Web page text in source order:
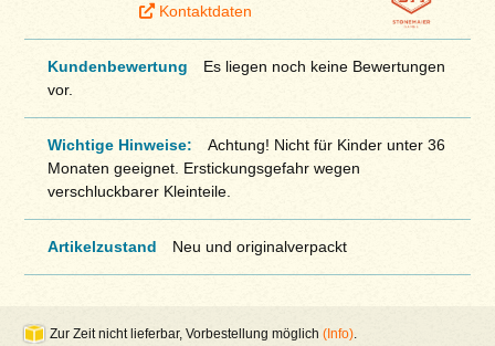
Kontaktdaten
Kundenbewertung
Es liegen noch keine Bewertungen
vor.
Wichtige Hinweise:
Achtung! Nicht für Kinder unter 36
Monaten geeignet. Erstickungsgefahr wegen
verschluckbarer Kleinteile.
Artikelzustand Neu und originalverpackt
Zur Zeit nicht lieferbar, Vorbestellung möglich(Info)